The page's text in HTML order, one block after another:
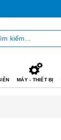
MÁY - THIẾT BỊ